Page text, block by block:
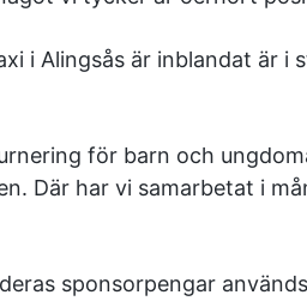
i Alingsås är inblandat är
för barn och
Där har vi samarbetat i
sponsorpengar